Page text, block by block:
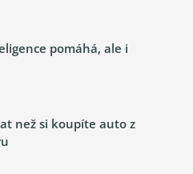
pomáhá, ale i
než si koupíte auto z